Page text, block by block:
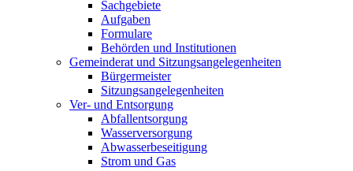
Sachgebiete
Aufgaben
Formulare
Behörden und Institutionen
Gemeinderat und Sitzungsangelegenheiten
Bürgermeister
Sitzungsangelegenheiten
Ver- und Entsorgung
Abfallentsorgung
Wasserversorgung
Abwasserbeseitigung
Strom und Gas